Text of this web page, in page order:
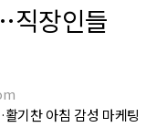
직장인들
기찬 아침 감성 마케팅